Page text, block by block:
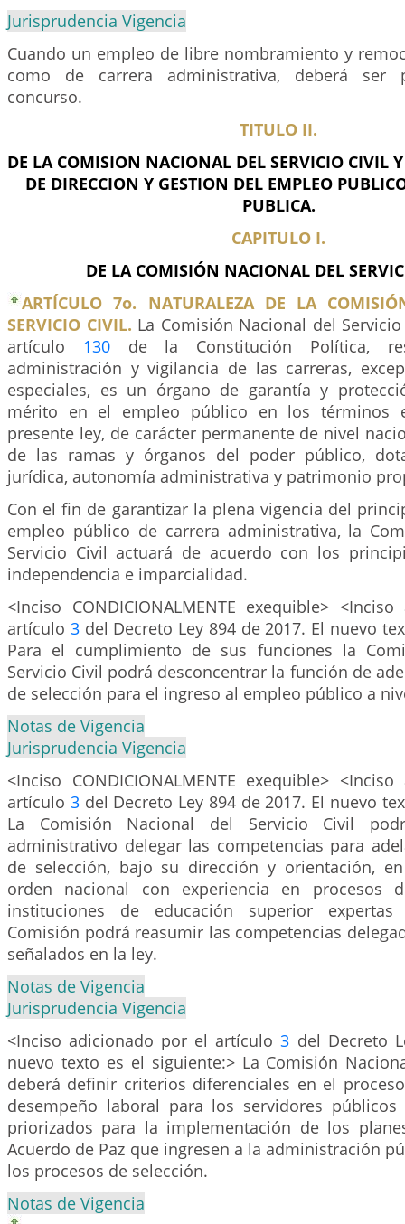
Jurisprudencia Vigencia
Cuando un empleo de libre nombramiento y
como de carrera administrativa, deberá ser
concurso.
TITULO II.
DE LA COMISION NACIONAL DEL SERVICIO CIVIL
DE DIRECCION Y GESTION DEL EMPLEO
PUBLICA.
CAPITULO I.
DE LA COMISIÓN NACIONAL DEL
ARTÍCULO 7o. NATURALEZA DE LA
SERVICIO CIVIL. La Comisión Nacional del
artículo 130de la Constitución Política,
administración y vigilancia de las carreras,
especiales, es un órgano de garantía y
mérito en el empleo público en los términos
presente ley, de carácter permanente de nivel
de las ramas y órganos del poder público,
jurídica, autonomía administrativa y patrimonio
Con el fin de garantizar la plena vigencia del
empleo público de carrera administrativa, la
Servicio Civil actuará de acuerdo con los
independencia e imparcialidad.
<Inciso CONDICIONALMENTE exequible>
artículo 3del Decreto Ley 894 de 2017. El nuevo
Para el cumplimiento de sus funciones la
Servicio Civil podrá desconcentrar la función de
de selección para el ingreso al empleo público a
Notas de Vigencia
Jurisprudencia Vigencia
<Inciso CONDICIONALMENTE exequible>
artículo 3del Decreto Ley 894 de 2017. El nuevo
La Comisión Nacional del Servicio Civil
administrativo delegar las competencias para
de selección, bajo su dirección y orientación,
orden nacional con experiencia en procesos
instituciones de educación superior
Comisión podrá reasumir las competencias
señalados en la ley.
Notas de Vigencia
Jurisprudencia Vigencia
<Inciso adicionado por el artículo3 del Decreto
nuevo texto es el siguiente:> La Comisión
deberá definir criterios diferenciales en el
desempeño laboral para los servidores
priorizados para la implementación de los
Acuerdo de Paz que ingresen a la administración
los procesos de selección.
Notas de Vigencia